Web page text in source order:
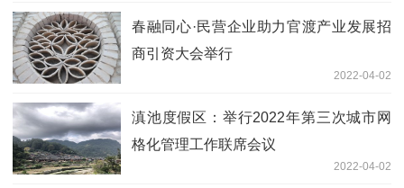
春融同心·民营企业助力官渡产业发展招
商引资大会举行
2022-04-02
滇池度假区：举行2022年第三次城市网
格化管理工作联席会议
2022-04-02